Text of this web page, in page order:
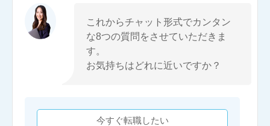
これからチャット形式でカンタン
な8つの質問をさせていただきま
す。
お気持ちはどれに近いですか？
今すぐ転職したい